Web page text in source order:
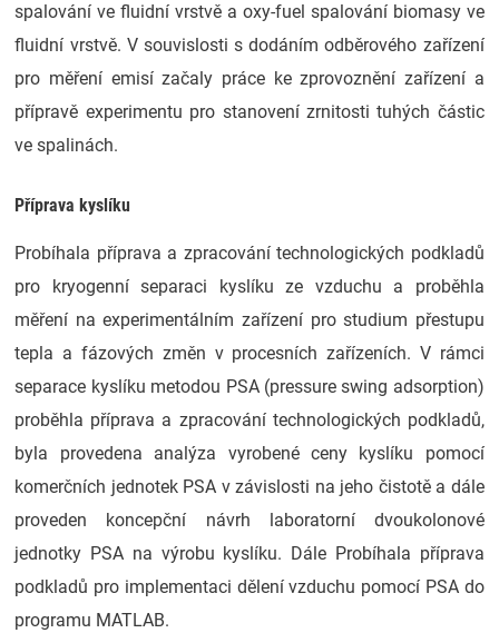
spalování ve fluidní vrstvě a oxy-fuel spalování biomasy ve
fluidní vrstvě. V souvislosti s dodáním odběrového zařízení
pro měření emisí začaly práce ke zprovoznění zařízení a
přípravě experimentu pro stanovení zrnitosti tuhých částic
ve spalinách.
Příprava kyslíku
Probíhala příprava a zpracování technologických podkladů
pro kryogenní separaci kyslíku ze vzduchu a proběhla
měření na experimentálním zařízení pro studium přestupu
tepla a fázových změn v procesních zařízeních. V rámci
separace kyslíku metodou PSA (pressure swing adsorption)
proběhla příprava a zpracování technologických podkladů,
byla provedena analýza vyrobené ceny kyslíku pomocí
komerčních jednotek PSA v závislosti na jeho čistotě a dále
proveden koncepční návrh laboratorní dvoukolonové
jednotky PSA na výrobu kyslíku. Dále Probíhala příprava
podkladů pro implementaci dělení vzduchu pomocí PSA do
programu MATLAB.